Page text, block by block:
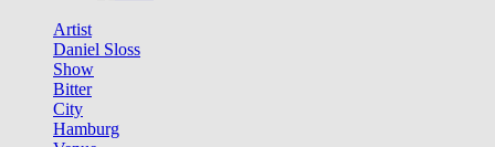
Artist
Daniel Sloss
Show
Bitter
City
Hamburg